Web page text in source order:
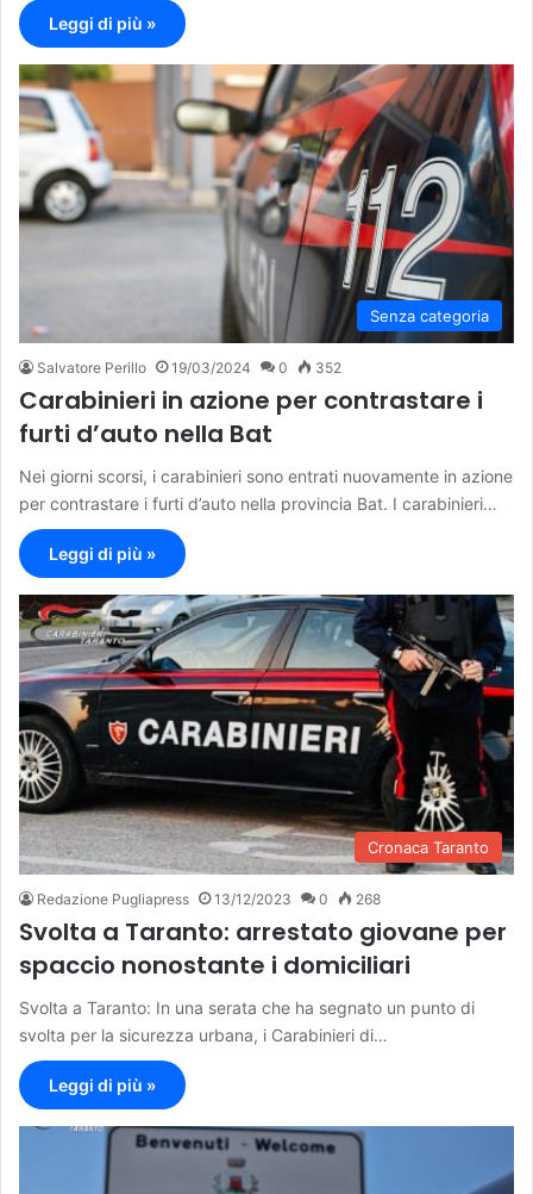
Leggi di più »
Senza categoria
Salvatore Perillo 19/03/2024 0 352
Carabinieri in azione per contrastare i
furti d’auto nella Bat
Nei giorni scorsi, i carabinieri sono entrati nuovamente in azione
per contrastare i furti d’auto nella provincia Bat. I carabinieri…
Leggi di più »
Cronaca Taranto
Redazione Pugliapress 13/12/2023 0 268
Svolta a Taranto: arrestato giovane per
spaccio nonostante i domiciliari
Svolta a Taranto: In una serata che ha segnato un punto di
svolta per la sicurezza urbana, i Carabinieri di…
Leggi di più »